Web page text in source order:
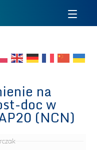
na
doc w
(NCN)